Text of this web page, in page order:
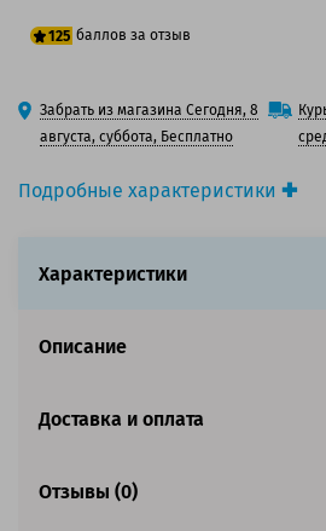
Подробные характеристики
Вид товара:Картридж лазерный
Ресурс:21 500 страниц формата
Совместим с аппаратами
125 баллов за отзыв
100 баллов
125 баллов
Забрать из магазина Сегодня, 8
августа, суббота, Бесплатно
Характеристики
Описание
Доставка и оплата
Отзывы (0)